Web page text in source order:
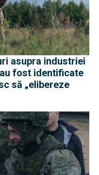
asupra industriei
fost identificate
să „elibereze